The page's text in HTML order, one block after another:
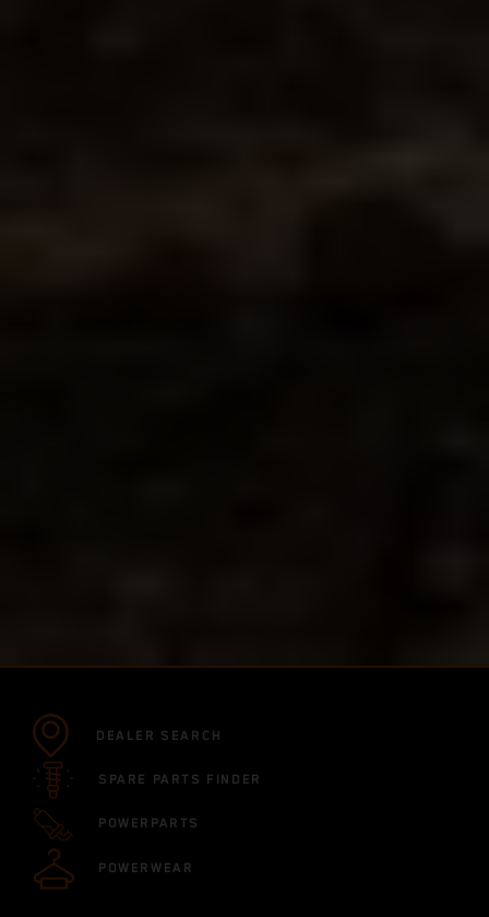
DEALER SEARCH
SPARE PARTS FINDER
POWERPARTS
POWERWEAR